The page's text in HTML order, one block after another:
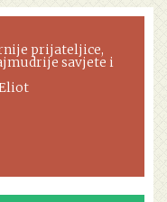
prijateljice,
savjete i